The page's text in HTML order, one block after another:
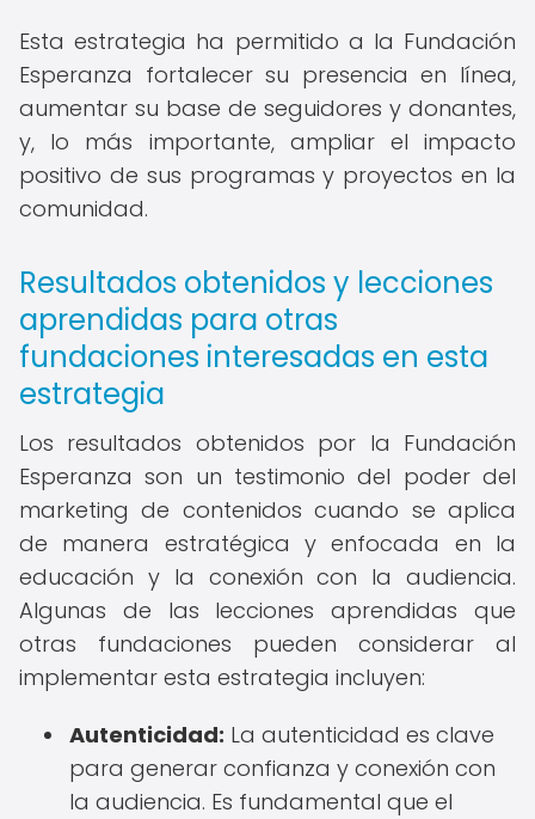
Esta estrategia ha permitido a la Fundación
Esperanza fortalecer su presencia en línea,
aumentar su base de seguidores y donantes,
y, lo más importante, ampliar el impacto
positivo de sus programas y proyectos en la
comunidad.
Resultados obtenidos y lecciones
aprendidas para otras
fundaciones interesadas en esta
estrategia
Los resultados obtenidos por la Fundación
Esperanza son un testimonio del poder del
marketing de contenidos cuando se aplica
de manera estratégica y enfocada en la
educación y la conexión con la audiencia.
Algunas de las lecciones aprendidas que
otras fundaciones pueden considerar al
implementar esta estrategia incluyen:
Autenticidad: La autenticidad es clave
para generar confianza y conexión con
la audiencia. Es fundamental que el